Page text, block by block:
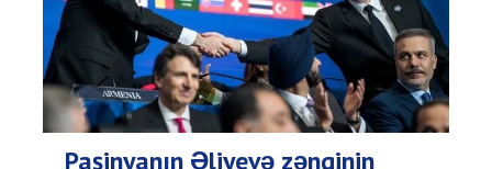
Paşinyanın Əliyevə zənginin